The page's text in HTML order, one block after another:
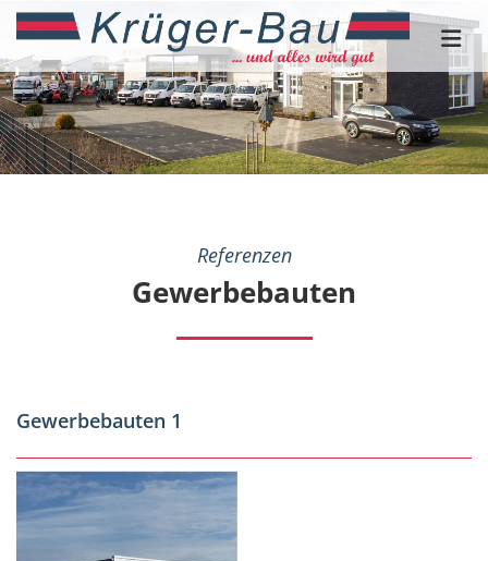
Zum Inhalt springen
Referenzen
Gewerbebauten
Gewerbebauten 1